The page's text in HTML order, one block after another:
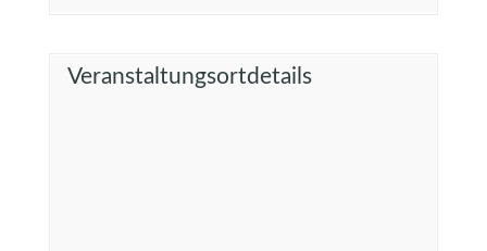
Veranstaltungsortdetails